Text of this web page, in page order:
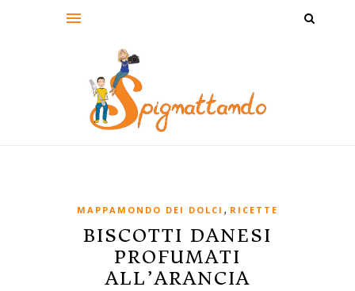
MAPPAMONDO DEI DOLCI , RICETTE
BISCOTTI DANESI
PROFUMATI
ALL’ARANCIA